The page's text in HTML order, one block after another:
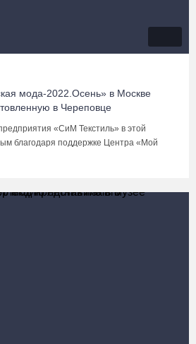
мода-2022.Осень» в Москве
в Череповце
«СиМ Текстиль» в этой
благодаря поддержке Центра «Мой